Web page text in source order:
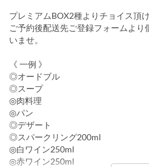
プレミアムBOX2種よりチョイス頂け
ご予約後配送先ご登録フォームより
いませ。
《 一例 》
◎オードブル
◎スープ
◎肉料理
◎パン
◎デザート
◎スパークリング200ml
◎白ワイン250ml
◎赤ワイン250ml